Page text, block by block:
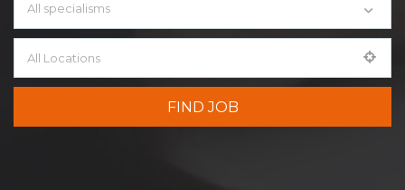
All specialisms